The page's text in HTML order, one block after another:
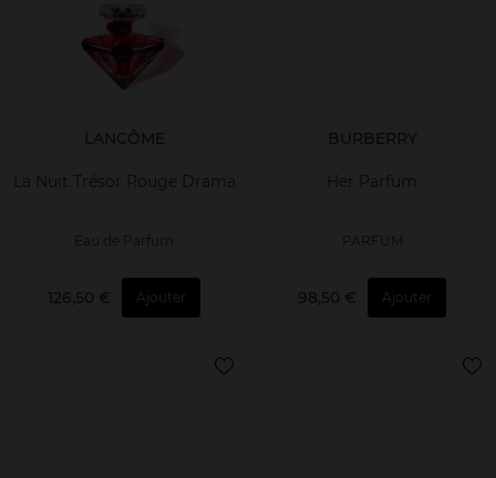
LANCÔME
La Nuit Trésor Rouge Drama
Eau de Parfum
126,50 € Ajouter
BURBERRY
Her Parfum
PARFUM
98,50 € Ajouter